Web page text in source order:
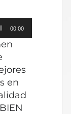
00:00
en